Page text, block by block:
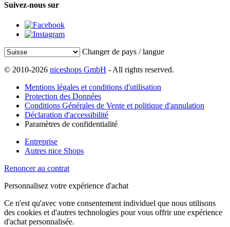
Suivez-nous sur
Changer de pays / langue
© 2010-2026 niceshops GmbH - All rights reserved.
Mentions légales et conditions d'utilisation
Protection des Données
Conditions Générales de Vente et politique d'annulation
Déclaration d'accessibilité
Paramètres de confidentialité
Entreprise
Autres nice Shops
Renoncer au contrat
Personnalisez votre expérience d'achat
Ce n'est qu'avec votre consentement individuel que nous utilisons
des cookies et d'autres technologies pour vous offrir une expérience
d'achat personnalisée.